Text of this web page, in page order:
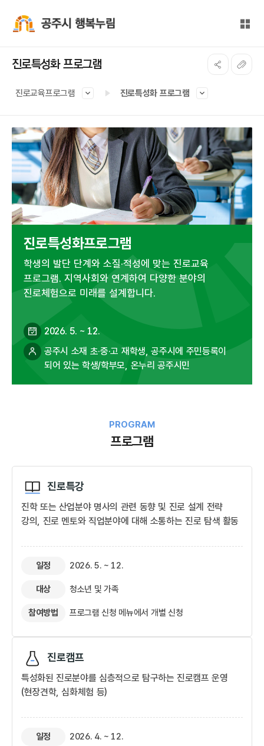
전체
진로특성화 프로그램
진로교육프로그램 진로특성화 프로그램
진로특성화프로그램
학생의 발단 단계와 소질·적성에 맞는 진로교육
프로그램. 지역사회와 연계하여 다양한 분야의
진로체험으로 미래를 설계합니다.
2026. 5. ~ 12.
공주시 소재 초·중·고 재학생, 공주시에 주민등록이
되어 있는 학생/학부모, 온누리 공주시민
PROGRAM
프로그램
진로특강
진학 또는 산업분야 명사의 관련 동향 및 진로 설계 전략
강의, 진로 멘토와 직업분야에 대해 소통하는 진로 탐색 활동​
일정 2026. 5. ~ 12.
대상 청소년 및 가족
참여방법 프로그램 신청 메뉴에서 개별 신청​
진로캠프
특성화된 진로분야를 심층적으로 탐구하는 진로캠프 운영
(현장견학, 심화체험 등)
일정 2026. 4. ~ 12.